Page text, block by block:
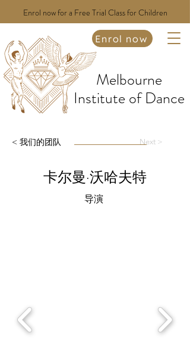
Enrol now for a Free Trial Class for Children
Melbourne
Institute of Dance
Enrol now
< 我们的团队 Next >
卡尔曼·沃哈夫特
导演